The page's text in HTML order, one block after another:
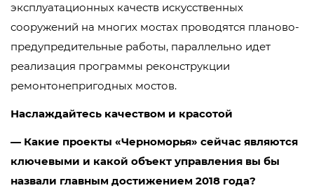
эксплуатационных качеств искусственных
сооружений на многих мостах проводятся планово-
предупредительные работы, параллельно идет
реализация программы реконструкции
ремонтонепригодных мостов.
Наслаждайтесь качеством и красотой
— Какие проекты «Черноморья» сейчас являются
ключевыми и какой объект управления вы бы
назвали главным достижением 2018 года?